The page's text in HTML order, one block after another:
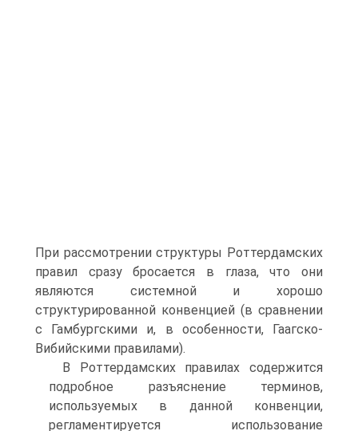
При рассмотрении структуры Роттердамских
правил сразу бросается в глаза, что они
являются системной и хорошо
структурированной конвенцией (в сравнении
с Гамбургскими и, в особенности, Гаагско-
Вибийскими правилами).
В Роттердамских правилах содержится
подробное разъяснение терминов,
используемых в данной конвенции,
регламентируется использование